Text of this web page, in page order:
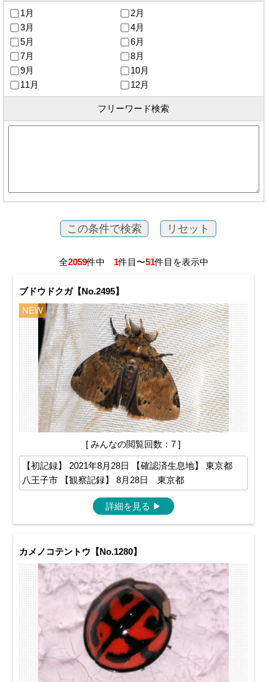
1月
2月
3月
4月
5月
6月
7月
8月
9月
10月
11月
12月
フリーワード検索
全2059件中 1件目〜51件目を表示中
ブドウドクガ【No.2495】
NEW
[ みんなの閲覧回数：7 ]
【初記録】 2021年8月28日 【確認済生息地】 東京都
八王子市 【観察記録】 8月28日 東京都
詳細を見る ▶
カメノコテントウ【No.1280】